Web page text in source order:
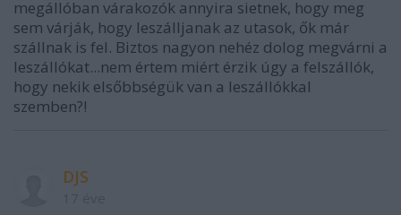
megállóban várakozók annyira sietnek, hogy meg
sem várják, hogy leszálljanak az utasok, ők már
szállnak is fel. Biztos nagyon nehéz dolog megvárni a
leszállókat...nem értem miért érzik úgy a felszállók,
hogy nekik elsőbbségük van a leszállókkal
szemben?!
DJS